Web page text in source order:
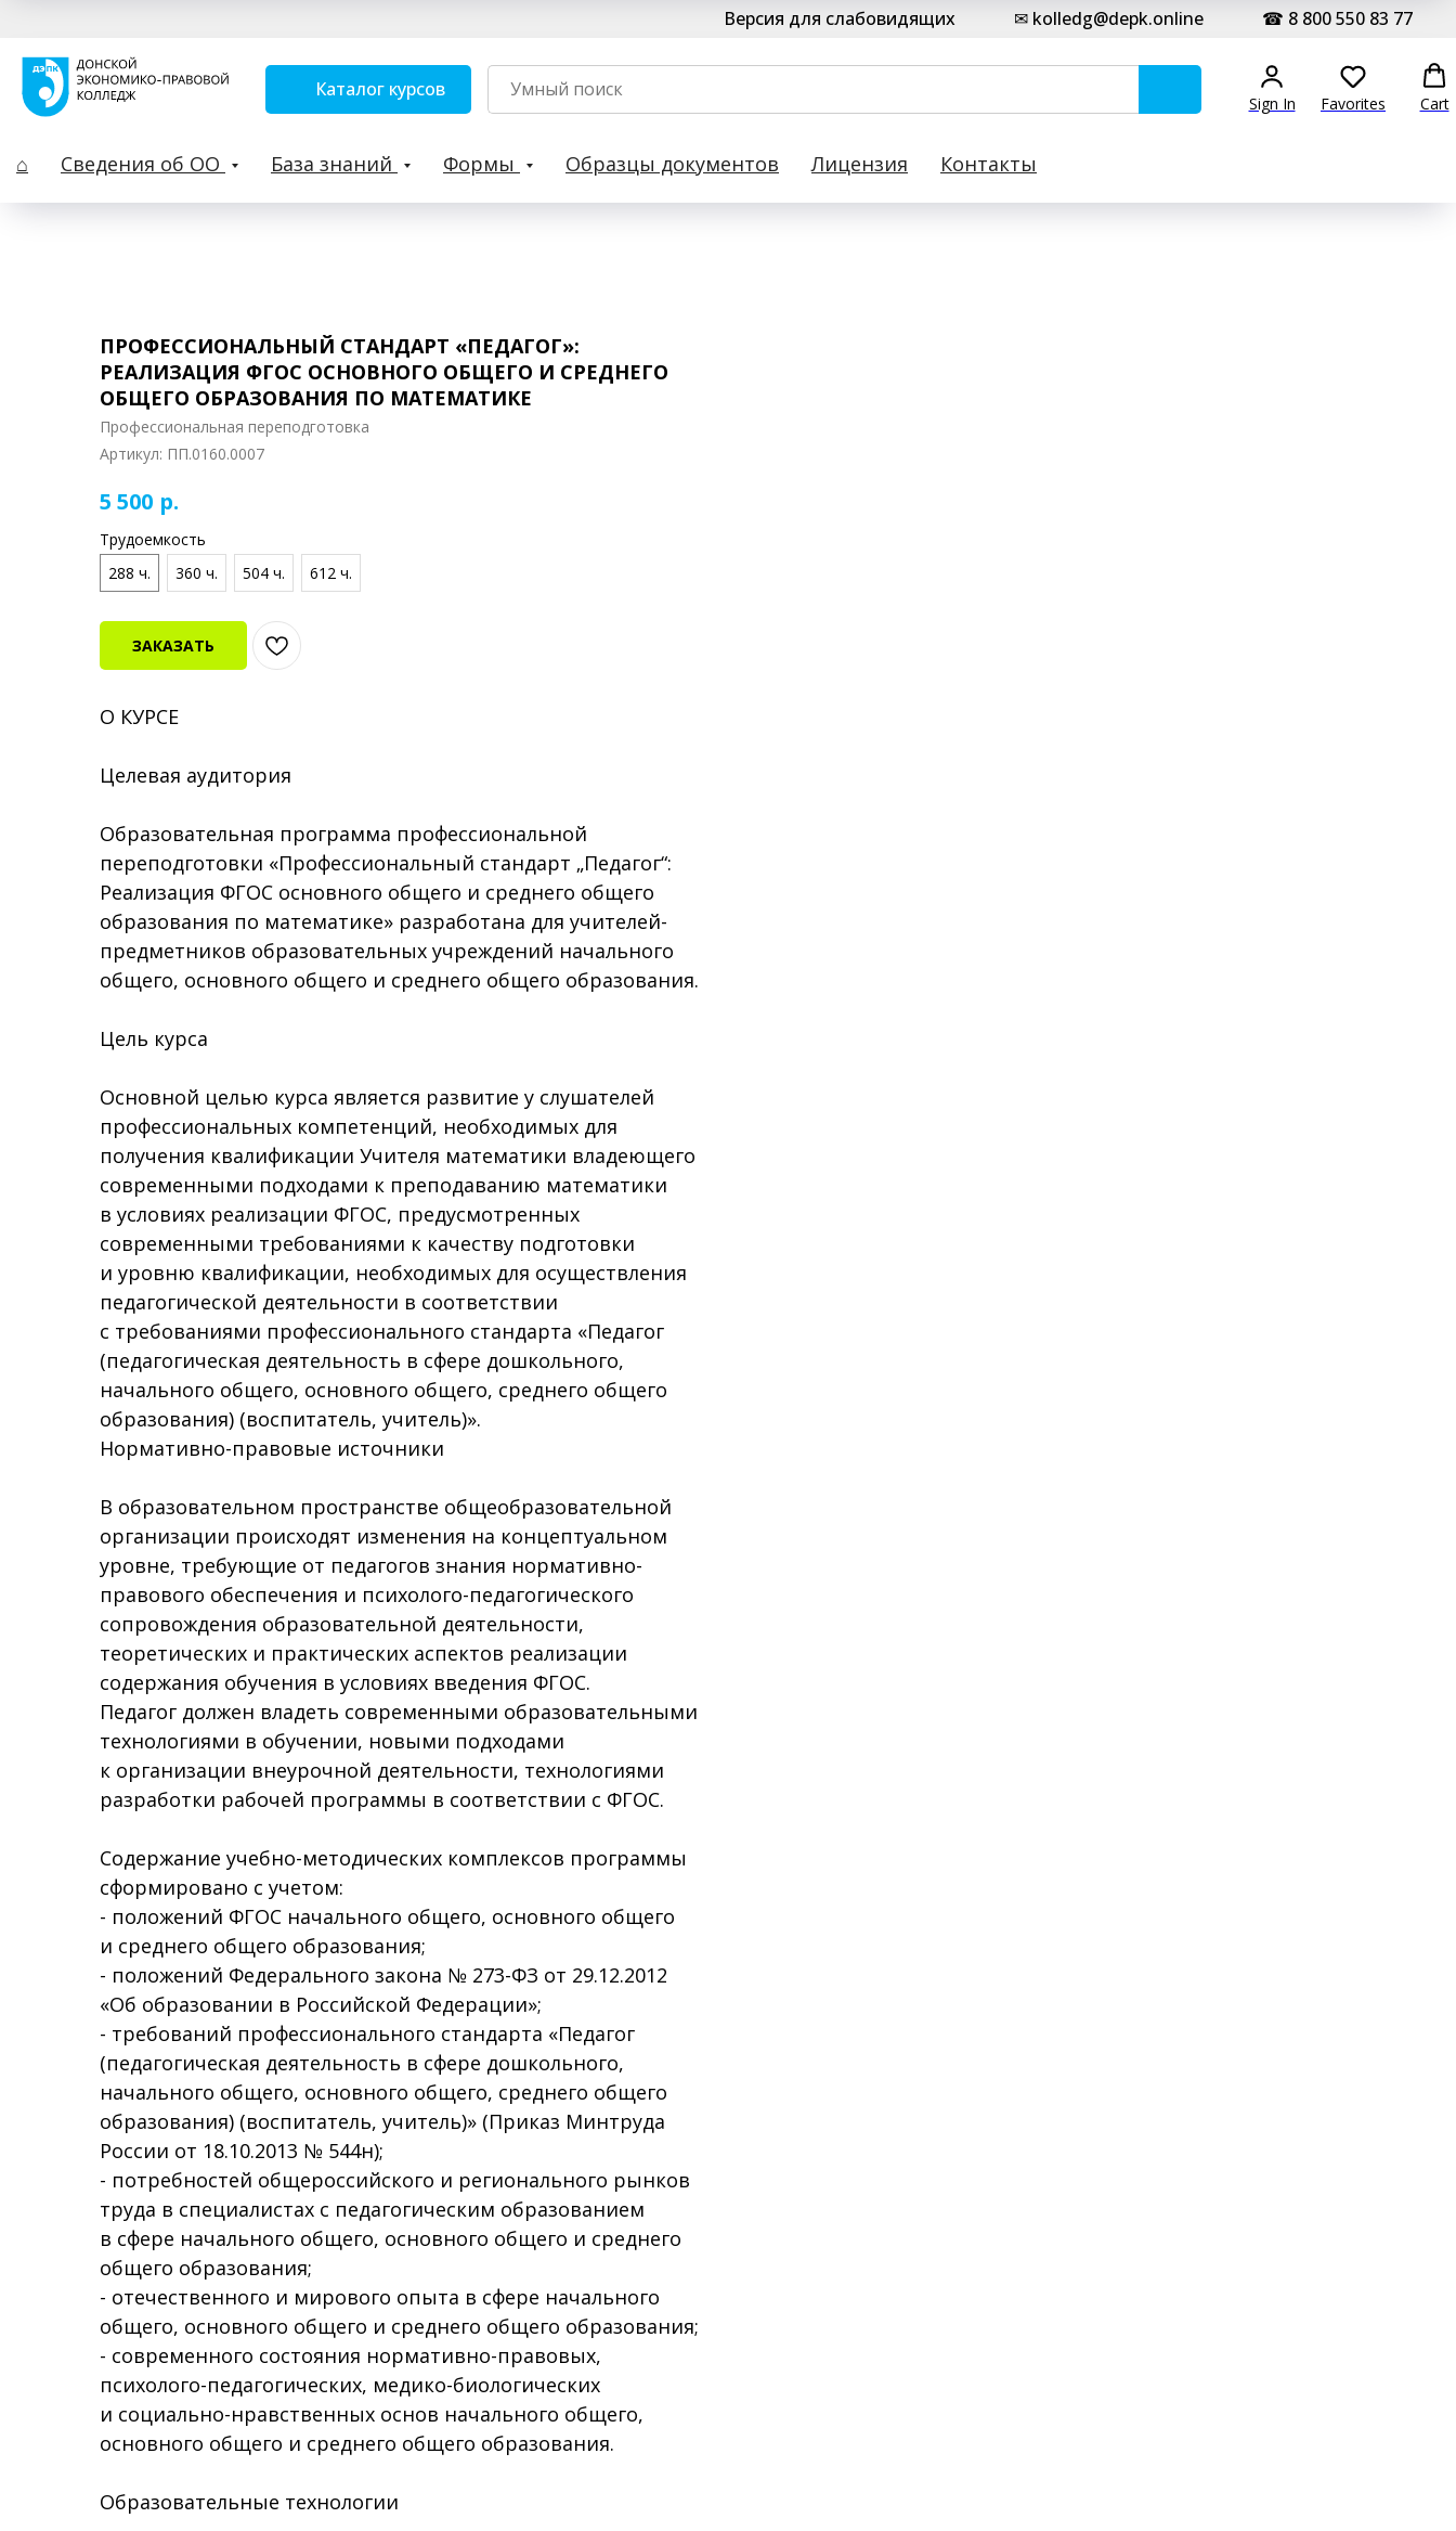
Версия для слабовидящих ✉ kolledg@depk.online ☎ 8 800 550 83 77
Каталог курсов
Sign In Favorites Cart
⌂ Сведения об ОО База знаний Формы Образцы документов Лицензия Контакты
ПРОФЕССИОНАЛЬНЫЙ СТАНДАРТ «ПЕДАГОГ»:
РЕАЛИЗАЦИЯ ФГОС ОСНОВНОГО ОБЩЕГО И СРЕДНЕГО
ОБЩЕГО ОБРАЗОВАНИЯ ПО МАТЕМАТИКЕ
Профессиональная переподготовка
Артикул: ПП.0160.0007
5 500 р.
Трудоемкость
288 ч.
360 ч. 504 ч. 612 ч.
ЗАКАЗАТЬ
О КУРСЕ
Целевая аудитория
Образовательная программа профессиональной
переподготовки «Профессиональный стандарт „Педагог“:
Реализация ФГОС основного общего и среднего общего
образования по математике» разработана для учителей-
предметников образовательных учреждений начального
общего, основного общего и среднего общего образования.
Цель курса
Основной целью курса является развитие у слушателей
профессиональных компетенций, необходимых для
получения квалификации Учителя математики владеющего
современными подходами к преподаванию математики
в условиях реализации ФГОС, предусмотренных
современными требованиями к качеству подготовки
и уровню квалификации, необходимых для осуществления
педагогической деятельности в соответствии
с требованиями профессионального стандарта «Педагог
(педагогическая деятельность в сфере дошкольного,
начального общего, основного общего, среднего общего
образования) (воспитатель, учитель)».
Нормативно-правовые источники
В образовательном пространстве общеобразовательной
организации происходят изменения на концептуальном
уровне, требующие от педагогов знания нормативно-
правового обеспечения и психолого-педагогического
сопровождения образовательной деятельности,
теоретических и практических аспектов реализации
содержания обучения в условиях введения ФГОС.
Педагог должен владеть современными образовательными
технологиями в обучении, новыми подходами
к организации внеурочной деятельности, технологиями
разработки рабочей программы в соответствии с ФГОС.
Содержание учебно-методических комплексов программы
сформировано с учетом:
- положений ФГОС начального общего, основного общего
и среднего общего образования;
- положений Федерального закона № 273-ФЗ от 29.12.2012
«Об образовании в Российской Федерации»;
- требований профессионального стандарта «Педагог
(педагогическая деятельность в сфере дошкольного,
начального общего, основного общего, среднего общего
образования) (воспитатель, учитель)» (Приказ Минтруда
России от 18.10.2013 № 544н);
- потребностей общероссийского и регионального рынков
труда в специалистах с педагогическим образованием
в сфере начального общего, основного общего и среднего
общего образования;
- отечественного и мирового опыта в сфере начального
общего, основного общего и среднего общего образования;
- современного состояния нормативно-правовых,
психолого-педагогических, медико-биологических
и социально-нравственных основ начального общего,
основного общего и среднего общего образования.
Образовательные технологии